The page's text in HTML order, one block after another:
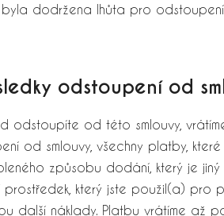
byla dodržena lhůta pro
odstoupení od
odstoupíte od této smlouvy,
od smlouvy, všechny platby,
způsobu dodání, který je
který jste použil(a) pro
další náklady. Platbu vrátíme